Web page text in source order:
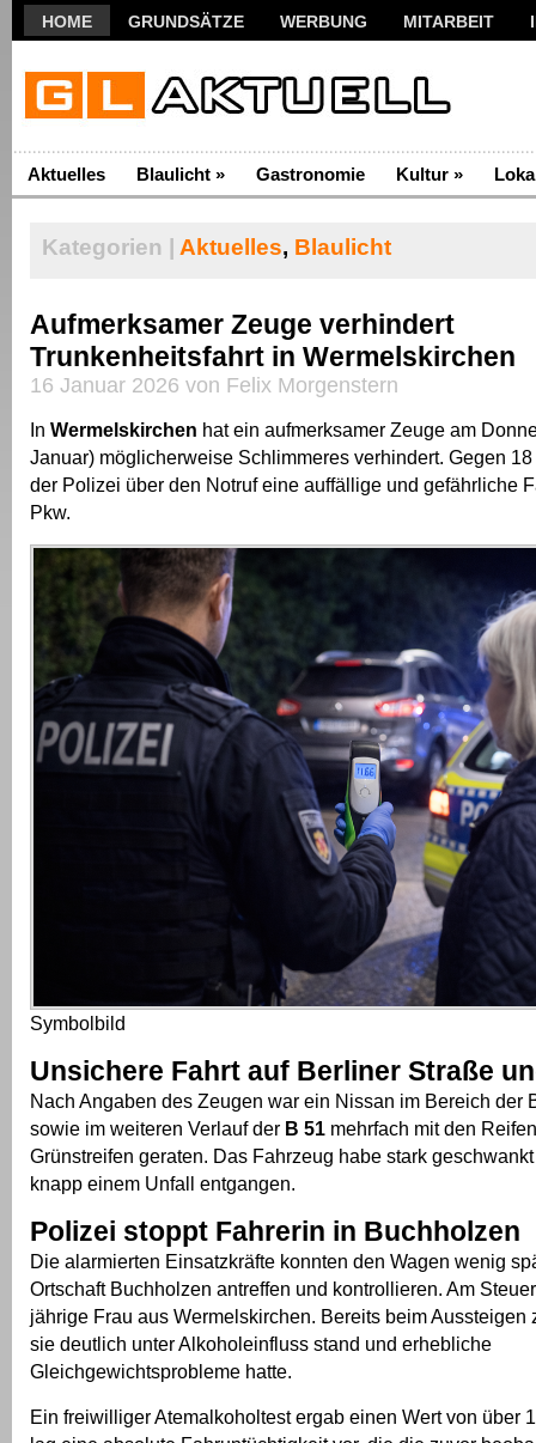
HOME GRUNDSÄTZE WERBUNG MITARBEIT
Aktuelles Blaulicht » Gastronomie Kultur »
Kategorien | Aktuelles, Blaulicht
Aufmerksamer Zeuge verhindert
Trunkenheitsfahrt in Wermelskirchen
16 Januar 2026 von Felix Morgenstern
In Wermelskirchen hat ein aufmerksamer Zeuge am
Januar) möglicherweise Schlimmeres verhindert. Gegen
der Polizei über den Notruf eine auffällige und gefährliche
Pkw.
Symbolbild
Unsichere Fahrt auf Berliner Straße
Nach Angaben des Zeugen war ein Nissan im Bereich der
sowie im weiteren Verlauf der B 51 mehrfach mit den
Grünstreifen geraten. Das Fahrzeug habe stark
knapp einem Unfall entgangen.
Polizei stoppt Fahrerin in Buchholzen
Die alarmierten Einsatzkräfte konnten den Wagen wenig
Ortschaft Buchholzen antreffen und kontrollieren. Am
jährige Frau aus Wermelskirchen. Bereits beim Aussteigen
sie deutlich unter Alkoholeinfluss stand und erhebliche
Gleichgewichtsprobleme hatte.
Ein freiwilliger Atemalkoholtest ergab einen Wert von über